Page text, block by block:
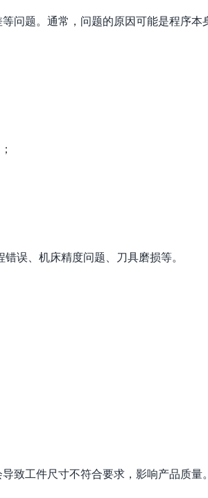
问题。通常，问题的原因可能是程序本
误、机床精度问题、刀具磨损等。
致工件尺寸不符合要求，影响产品质量